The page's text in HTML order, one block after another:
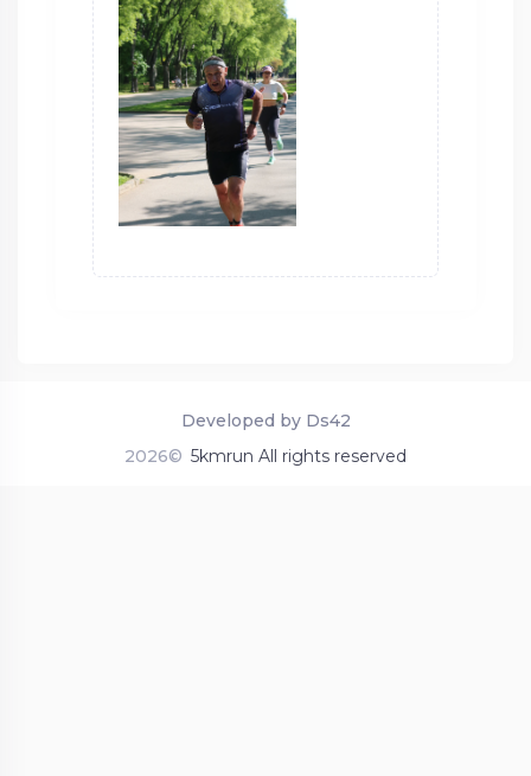
2026© 5kmrun All rights reserved
Developed by Ds42